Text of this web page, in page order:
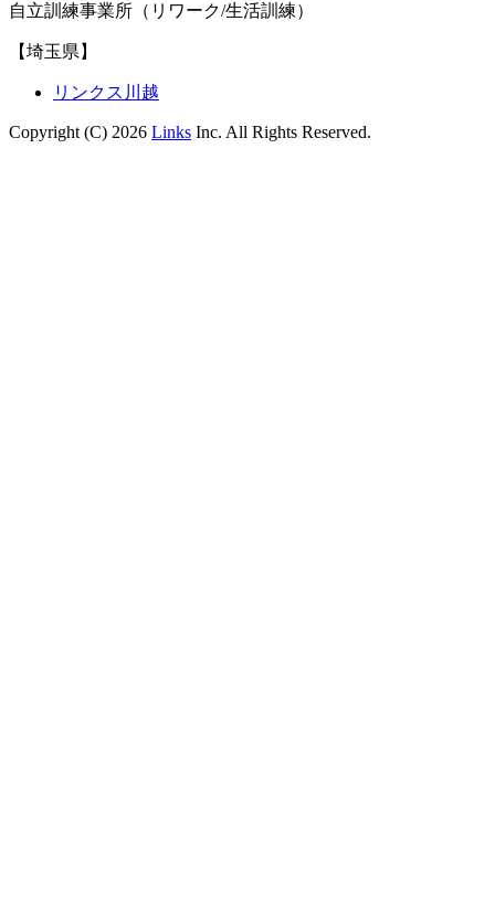
自立訓練事業所（リワーク/生活訓練）
【埼玉県】
リンクス川越
Copyright (C) 2026 Links Inc. All Rights Reserved.